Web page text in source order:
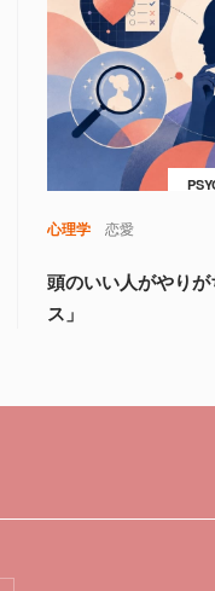
心理学 恋愛
頭のいい人がやり
ス」